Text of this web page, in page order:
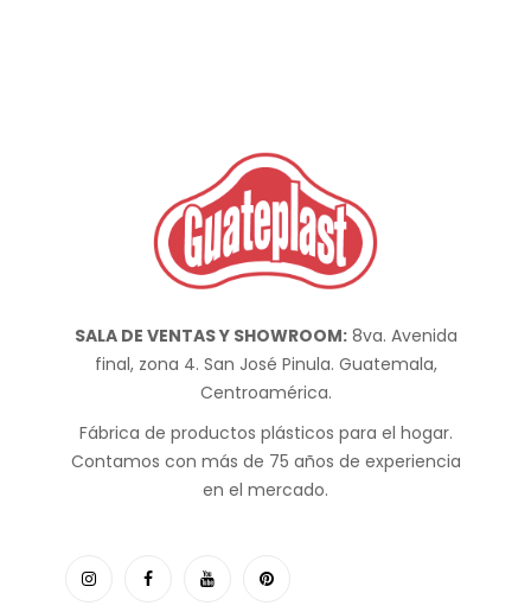
SALA DE VENTAS Y SHOWROOM:8va. Avenida
final, zona 4. San José Pinula. Guatemala,
Centroamérica.
Fábrica de productos plásticos para el hogar.
Contamos con más de 75 años de experiencia
en el mercado.